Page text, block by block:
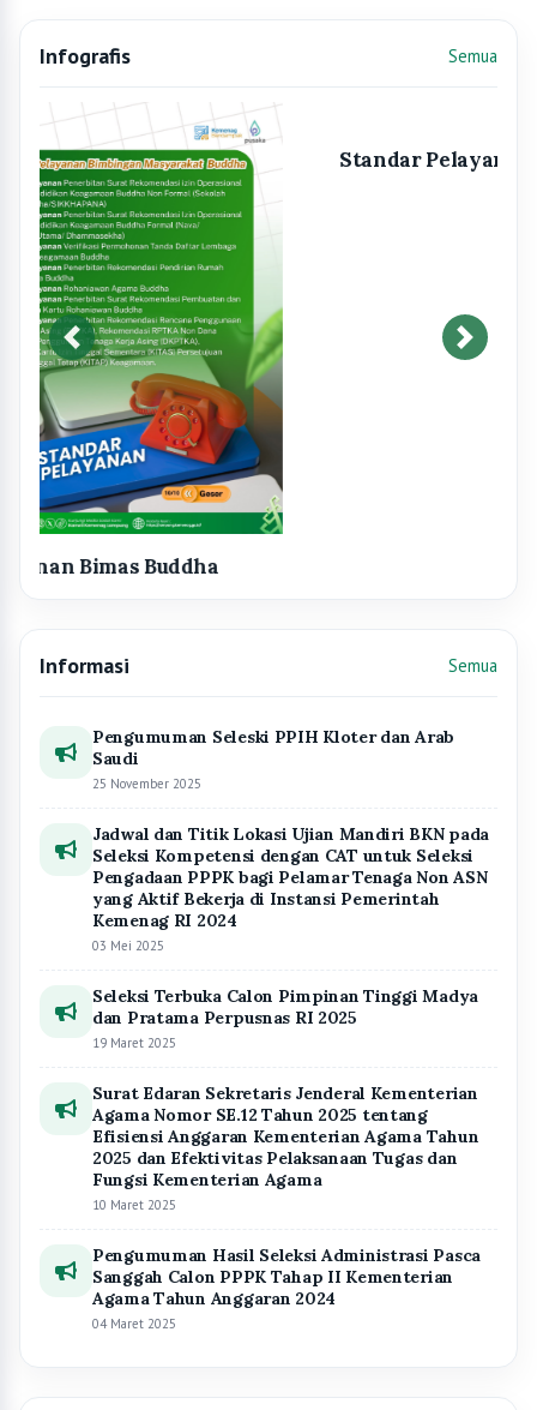
Infografis Semua
Standar Pelayanan Bimas Kristen
Infografis sebelumnya
Informasi
Pengumuman Seleski PPIH Kloter dan Arab
Saudi
25 November 2025
Jadwal dan Titik Lokasi Ujian Mandiri BKN pada
Seleksi Kompetensi dengan CAT untuk Seleksi
Pengadaan PPPK bagi Pelamar Tenaga Non ASN
yang Aktif Bekerja di Instansi Pemerintah
Kemenag RI 2024
03 Mei 2025
Efisiensi Anggaran Kementerian Agama Tahun
2025 dan Efektivitas Pelaksanaan Tugas dan
Pengumuman Hasil Seleksi Administrasi Pasca
Sanggah Calon PPPK Tahap II Kementerian
Agama Tahun Anggaran 2024
04 Maret 2025
Berita Populer
1
Refleksi Akhir Ramadhan, Menjadi Insan
yang Lebih Baik
8,144 dibaca
Sampaikan Khutbah Nikah, Kepala KUA Negeri
Besar Ajak Pengantin Bangun Keluarga
Kemenag Buka Penerimaan CPNS Tahun Anggaran
2024, ini tahapannya